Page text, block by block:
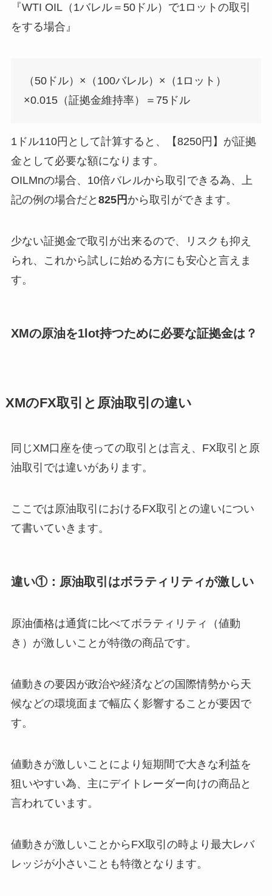
『WTI OIL（1バレル＝50ドル）で1ロットの取引
をする場合』
（50ドル）×（100バレル）×（1ロット）
×0.015（証拠金維持率）＝75ドル
1ドル110円として計算すると、【8250円】が証拠
金として必要な額になります。
OILMnの場合、10倍バレルから取引できる為、上
記の例の場合だと 825円 から取引ができます。
少ない証拠金で取引が出来るので、リスクも抑え
られ、これから試しに始める方にも安心と言えま
す。
XMの原油を1lot持つために必要な証拠金は？
XMのFX取引と原油取引の違い
同じXM口座を使っての取引とは言え、FX取引と原
油取引では違いがあります。
ここでは原油取引におけるFX取引との違いについ
て書いていきます。
違い①：原油取引はボラティリティが激しい
原油価格は通貨に比べてボラティリティ（値動
き）が激しいことが特徴の商品です。
値動きの要因が政治や経済などの国際情勢から天
候などの環境面まで幅広く影響することが要因で
す。
値動きが激しいことにより短期間で大きな利益を
狙いやすい為、主にデイトレーダー向けの商品と
言われています。
値動きが激しいことからFX取引の時より最大レバ
レッジが小さいことも特徴となります。